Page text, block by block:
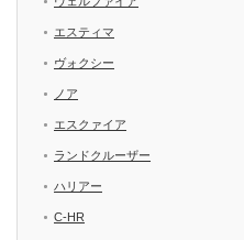
エスティマ
ヴォクシー
ノア
エスクァイア
ランドクルーザー
ハリアー
C-HR